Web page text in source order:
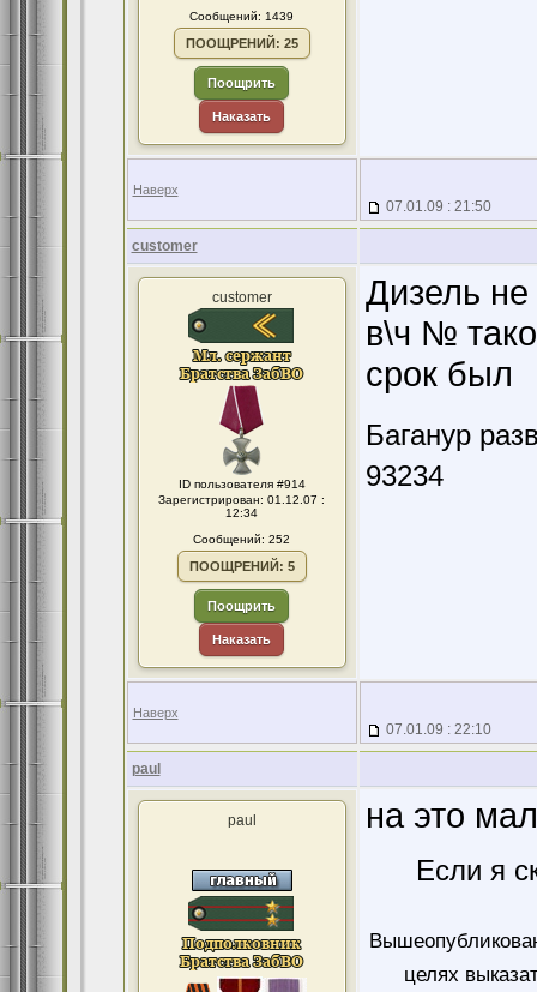
Сообщений: 1439
ПООЩРЕНИЙ: 25
Поощрить
Наказать
Наверх
07.01.09 : 21:50
customer
customer
ID пользователя #914
Зарегистрирован: 01.12.07 :
12:34
Сообщений: 252
ПООЩРЕНИЙ: 5
Поощрить
Наказать
Дизель
в\ч №
срок был
Баганур
93234
Наверх
07.01.09 : 22:10
paul
paul на это
Если я
целях